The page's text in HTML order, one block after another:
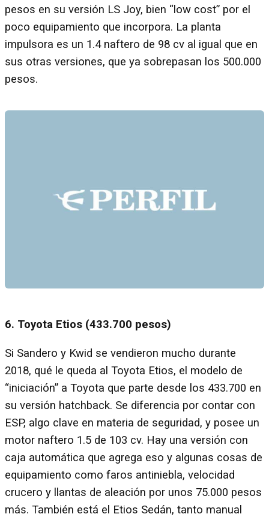
pesos en su versión LS Joy, bien “low cost” por el
poco equipamiento que incorpora. La planta
impulsora es un 1.4 naftero de 98 cv al igual que en
sus otras versiones, que ya sobrepasan los 500.000
pesos.
6. Toyota Etios (433.700 pesos)
Si Sandero y Kwid se vendieron mucho durante
2018, qué le queda al Toyota Etios, el modelo de
“iniciación” a Toyota que parte desde los 433.700 en
su versión hatchback. Se diferencia por contar con
ESP, algo clave en materia de seguridad, y posee un
motor naftero 1.5 de 103 cv. Hay una versión con
caja automática que agrega eso y algunas cosas de
equipamiento como faros antiniebla, velocidad
crucero y llantas de aleación por unos 75.000 pesos
más. También está el Etios Sedán, tanto manual